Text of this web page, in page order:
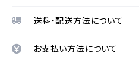
送料・配送方法について
お支払い方法について